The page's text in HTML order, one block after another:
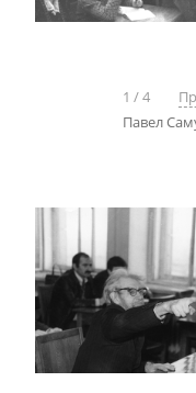
1 /4
Павел